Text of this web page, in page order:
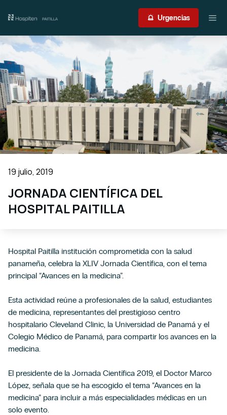
Urgencias
Guía del paciente
Atención médica
Servicios
International Patient
Contacto
Urgencias Portal de resultados
19 julio, 2019
JORNADA CIENTÍFICA DEL
HOSPITAL PAITILLA
Hospital Paitilla institución comprometida con la salud
panameña, celebra la XLIV Jornada Científica, con el tema
principal “Avances en la medicina”.
Esta actividad reúne a profesionales de la salud, estudiantes
de medicina, representantes del prestigioso centro
hospitalario Cleveland Clinic, la Universidad de Panamá y el
Colegio Médico de Panamá, para compartir los avances en la
medicina.
El presidente de la Jornada Científica 2019, el Doctor Marco
López, señala que se ha escogido el tema “Avances en la
medicina” para incluir a más especialidades médicas en un
solo evento.